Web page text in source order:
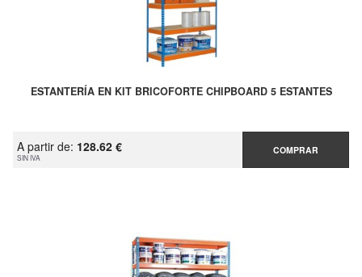
ESTANTERÍA EN KIT BRICOFORTE CHIPBOARD 5 ESTANTES
A partir de: 128.62 €
SIN IVA
COMPRAR